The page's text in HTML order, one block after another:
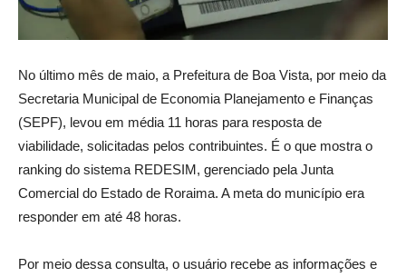
No último mês de maio, a Prefeitura de Boa Vista, por meio da
Secretaria Municipal de Economia Planejamento e Finanças
(SEPF), levou em média 11 horas para resposta de
viabilidade, solicitadas pelos contribuintes. É o que mostra o
ranking do sistema REDESIM, gerenciado pela Junta
Comercial do Estado de Roraima. A meta do município era
responder em até 48 horas.
Por meio dessa consulta, o usuário recebe as informações e